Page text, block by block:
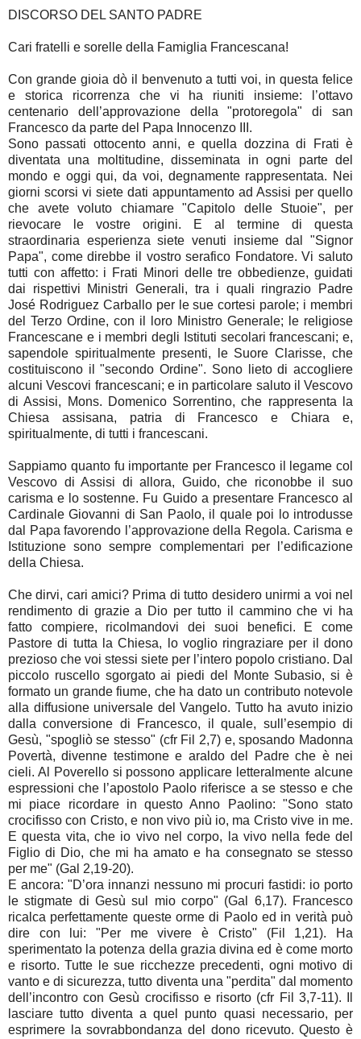
DISCORSO DEL SANTO PADRE
Cari fratelli e sorelle della Famiglia Francescana!
Con grande gioia dò il benvenuto a tutti voi, in questa felice
e storica ricorrenza che vi ha riuniti insieme: l’ottavo
centenario dell’approvazione della "protoregola" di san
Francesco da parte del Papa Innocenzo III.
Sono passati ottocento anni, e quella dozzina di Frati è
diventata una moltitudine, disseminata in ogni parte del
mondo e oggi qui, da voi, degnamente rappresentata. Nei
giorni scorsi vi siete dati appuntamento ad Assisi per quello
che avete voluto chiamare "Capitolo delle Stuoie", per
rievocare le vostre origini. E al termine di questa
straordinaria esperienza siete venuti insieme dal "Signor
Papa", come direbbe il vostro serafico Fondatore. Vi saluto
tutti con affetto: i Frati Minori delle tre obbedienze, guidati
dai rispettivi Ministri Generali, tra i quali ringrazio Padre
José Rodriguez Carballo per le sue cortesi parole; i membri
del Terzo Ordine, con il loro Ministro Generale; le religiose
Francescane e i membri degli Istituti secolari francescani; e,
sapendole spiritualmente presenti, le Suore Clarisse, che
costituiscono il "secondo Ordine". Sono lieto di accogliere
alcuni Vescovi francescani; e in particolare saluto il Vescovo
di Assisi, Mons. Domenico Sorrentino, che rappresenta la
Chiesa assisana, patria di Francesco e Chiara e,
spiritualmente, di tutti i francescani.
Sappiamo quanto fu importante per Francesco il legame col
Vescovo di Assisi di allora, Guido, che riconobbe il suo
carisma e lo sostenne. Fu Guido a presentare Francesco al
Cardinale Giovanni di San Paolo, il quale poi lo introdusse
dal Papa favorendo l’approvazione della Regola. Carisma e
Istituzione sono sempre complementari per l’edificazione
della Chiesa.
Che dirvi, cari amici? Prima di tutto desidero unirmi a voi nel
rendimento di grazie a Dio per tutto il cammino che vi ha
fatto compiere, ricolmandovi dei suoi benefici. E come
Pastore di tutta la Chiesa, lo voglio ringraziare per il dono
prezioso che voi stessi siete per l’intero popolo cristiano. Dal
piccolo ruscello sgorgato ai piedi del Monte Subasio, si è
formato un grande fiume, che ha dato un contributo notevole
alla diffusione universale del Vangelo. Tutto ha avuto inizio
dalla conversione di Francesco, il quale, sull’esempio di
Gesù, "spogliò se stesso" (cfr Fil 2,7) e, sposando Madonna
Povertà, divenne testimone e araldo del Padre che è nei
cieli. Al Poverello si possono applicare letteralmente alcune
espressioni che l’apostolo Paolo riferisce a se stesso e che
mi piace ricordare in questo Anno Paolino: "Sono stato
crocifisso con Cristo, e non vivo più io, ma Cristo vive in me.
E questa vita, che io vivo nel corpo, la vivo nella fede del
Figlio di Dio, che mi ha amato e ha consegnato se stesso
per me" (Gal 2,19-20).
E ancora: "D’ora innanzi nessuno mi procuri fastidi: io porto
le stigmate di Gesù sul mio corpo" (Gal 6,17). Francesco
ricalca perfettamente queste orme di Paolo ed in verità può
dire con lui: "Per me vivere è Cristo" (Fil 1,21). Ha
sperimentato la potenza della grazia divina ed è come morto
e risorto. Tutte le sue ricchezze precedenti, ogni motivo di
vanto e di sicurezza, tutto diventa una "perdita" dal momento
dell’incontro con Gesù crocifisso e risorto (cfr Fil 3,7-11). Il
lasciare tutto diventa a quel punto quasi necessario, per
esprimere la sovrabbondanza del dono ricevuto. Questo è